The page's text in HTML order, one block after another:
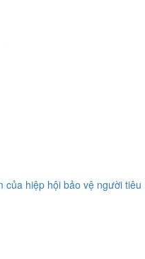
hiệp hội bảo vệ người tiêu